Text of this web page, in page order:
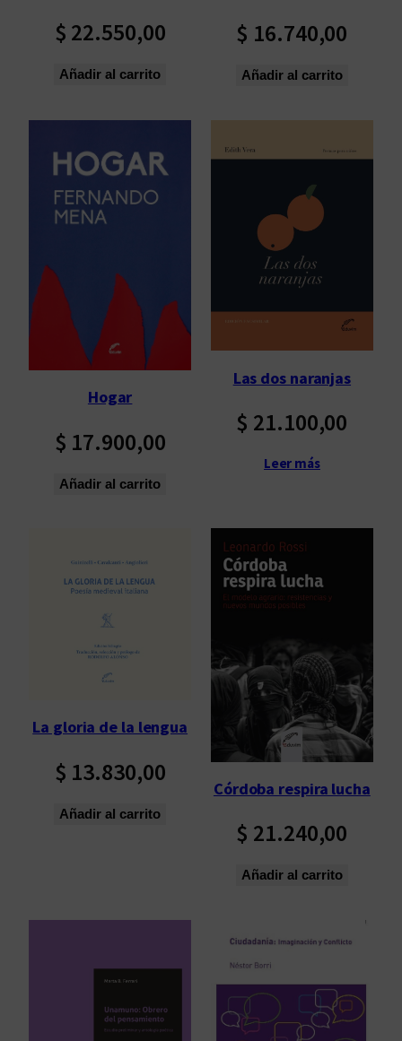
m
s
$ 22.550,00
Añadir al carrito
$ 16.740,00
Añadir al carrito
Hogar
$ 17.900,00
Añadir al carrito
Las dos naranjas
$ 21.100,00
Leer más
La gloria de la lengua
$ 13.830,00
Añadir al carrito
Córdoba respira lucha
$ 21.240,00
Añadir al carrito